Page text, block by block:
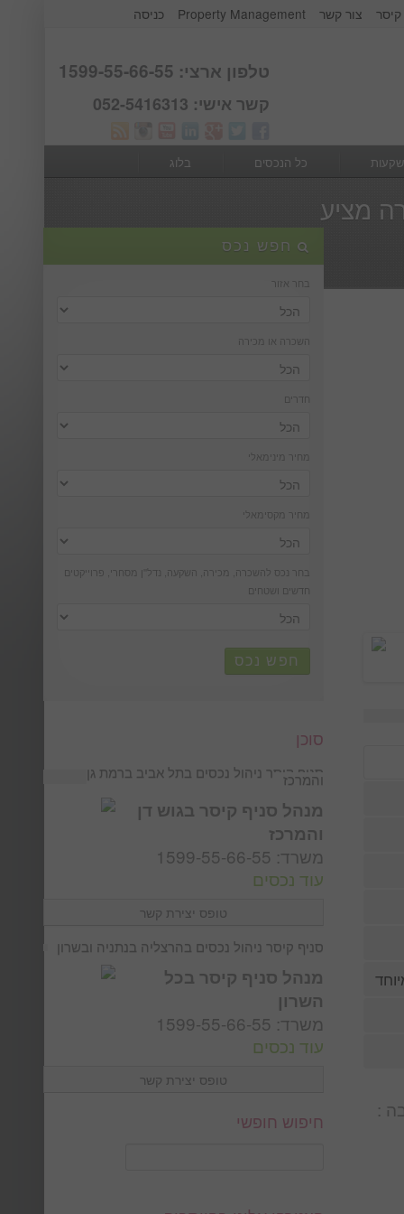
Webmail
כניסה Property Management צור קשר
טלפון ארצי: 1599-55-66-55
קשר אישי: 052-5416313
כל הנכסים בלוג
מציע
חפש נכס
בחר אזור
השכרה או מכירה
חדרים
מחיר מינימאלי
מחיר מקסימאלי
בחר נכס להשכרה, מכירה, השקעה, נדל''ן מסחרי, פרוייקטים
חדשים ושטחים
חפש נכס
סוכן
סניף קיסר ניהול נכסים בתל אביב ברמת גן
והמרכז
מנהל סניף קיסר בגוש דן
והמרכז
משרד: 1599-55-66-55
עוד נכסים
טופס יצירת קשר
שם *
דואר אלקטרוני *
סניף קיסר ניהול נכסים בהרצליה בנתניה ובשרון
מנהל סניף קיסר בכל
השרון
משרד: 1599-55-66-55
עוד נכסים
טופס יצירת קשר
חיפוש חופשי
: